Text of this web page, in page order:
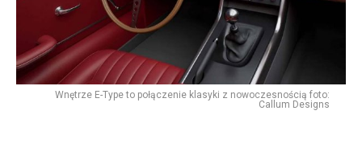
Wnętrze E-Type to połączenie klasyki z nowoczesnością foto:
Callum Designs